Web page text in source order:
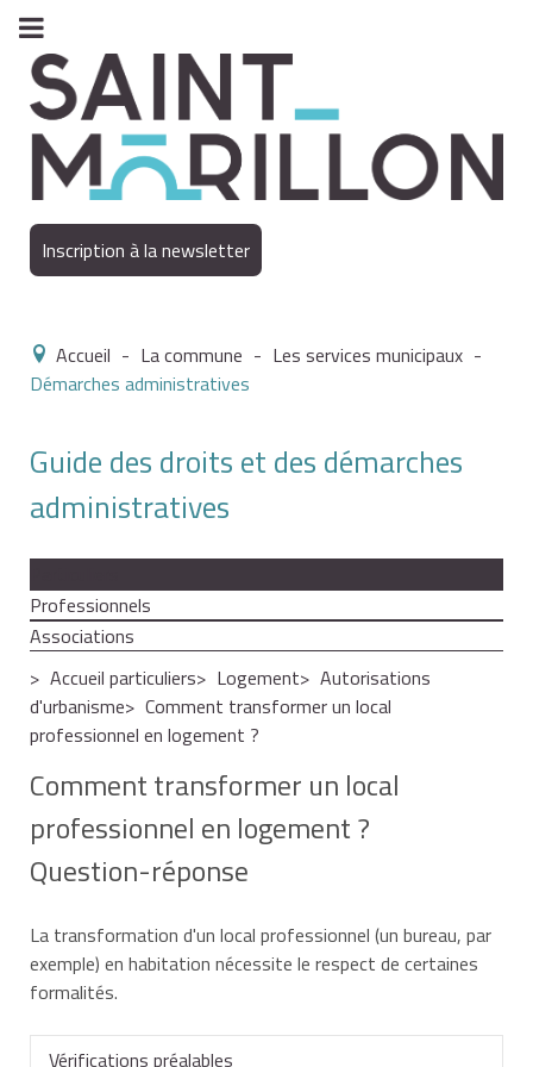
Inscription à la newsletter
Accueil - La commune - Les services municipaux -
Démarches administratives
Guide des droits et des démarches
administratives
Professionnels
Associations
Accueil particuliers
Logement
Autorisations
d'urbanisme
Comment transformer un local
professionnel en logement ?
Comment transformer un local
professionnel en logement ?
Question-réponse
La transformation d'un local professionnel (un bureau, par
exemple) en habitation nécessite le respect de certaines
formalités.
Vérifications préalables